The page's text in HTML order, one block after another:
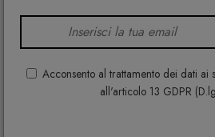
Acconsento al trattamento dei dati ai
all'articolo 13 GDPR